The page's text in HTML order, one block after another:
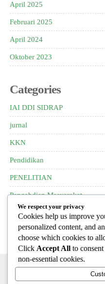
April 2025
Februari 2025
April 2024
Oktober 2023
Categories
IAI DDI SIDRAP
jurnal
KKN
Pendidikan
PENELITIAN
Pengabdian Masyarakat
pkm
PPL
We respect your privacy
Cookies help us improve
personalized content, and
choose which cookies to
Click Accept All to
non-essential cookies.